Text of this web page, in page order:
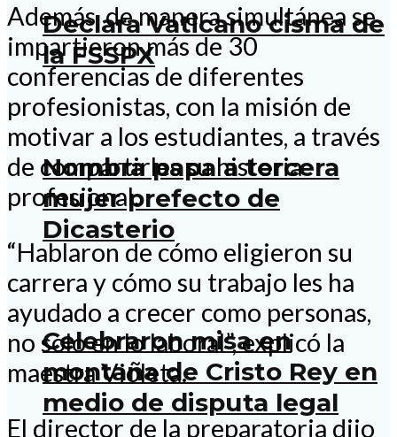
Declara Vaticano cisma de
la FSSPX
Nombra papa a tercera
mujer prefecto de
Dicasterio
Celebraron misa en
montaña de Cristo Rey en
medio de disputa legal
Además, de manera simultánea se
impartieron más de 30
conferencias de diferentes
profesionistas, con la misión de
motivar a los estudiantes, a través
de compartirles su historia
profesional.
“Hablaron de cómo eligieron su
carrera y cómo su trabajo les ha
ayudado a crecer como personas,
no solo en lo laboral”, explicó la
maestra Violeta.
El director de la preparatoria dijo